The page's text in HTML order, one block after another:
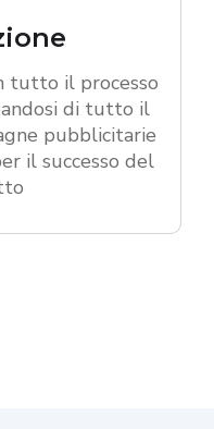
tutto il processo
di tutto il
pubblicitarie
il successo del